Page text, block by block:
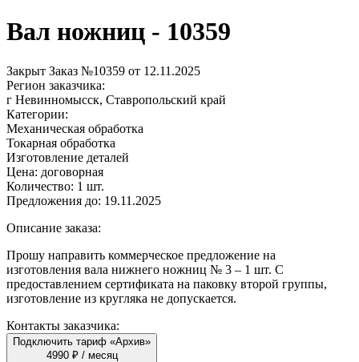
Вал ножниц - 10359
Закрыт Заказ №10359 от 12.11.2025
Регион заказчика:
г Невинномысск, Ставропольский край
Категории:
Механическая обработка
Токарная обработка
Изготовление деталей
Цена: договорная
Количество: 1 шт.
Предложения до: 19.11.2025
Описание заказа:
Прошу направить коммерческое предложение на
изготовления вала нижнего ножниц № 3 – 1 шт. С
предоставлением сертификата на паковку второй группы,
изготовление из кругляка не допускается.
Контакты заказчика:
Подключить тариф «Архив»
4990 ₽ / месяц